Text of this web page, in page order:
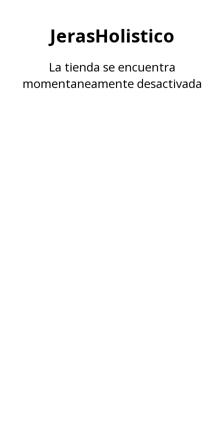
JerasHolistico
La tienda se encuentra
momentaneamente desactivada